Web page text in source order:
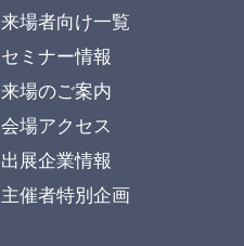
来場者向け一覧
セミナー情報
来場のご案内
会場アクセス
出展企業情報
主催者特別企画